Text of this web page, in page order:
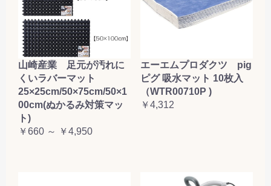
山崎産業 足元が汚れに
くいラバーマット
25×25cm/50×75cm/50×1
00cm(ぬかるみ対策マッ
ト)
￥660 ～ ￥4,950
エーエムプロダクツ pig
ピグ 吸水マット 10枚入
（WTR00710P )
￥4,312